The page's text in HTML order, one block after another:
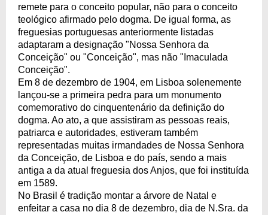
remete para o conceito popular, não para o conceito
teológico afirmado pelo dogma. De igual forma, as
freguesias portuguesas anteriormente listadas
adaptaram a designação "Nossa Senhora da
Conceição" ou "Conceição", mas não "Imaculada
Conceição".
Em 8 de dezembro de 1904, em Lisboa solenemente
lançou-se a primeira pedra para um monumento
comemorativo do cinquentenário da definição do
dogma. Ao ato, a que assistiram as pessoas reais,
patriarca e autoridades, estiveram também
representadas muitas irmandades de Nossa Senhora
da Conceição, de Lisboa e do país, sendo a mais
antiga a da atual freguesia dos Anjos, que foi instituída
em 1589.
No Brasil é tradição montar a árvore de Natal e
enfeitar a casa no dia 8 de dezembro, dia de N.Sra. da